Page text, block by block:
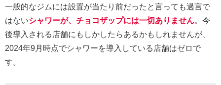
一般的なジムには設置が当たり前だったと言っても過言で
はないシャワーが、チョコザップには一切ありません。今
後導入される店舗にもしかしたらあるかもしれませんが、
2024年9月時点でシャワーを導入している店舗はゼロで
す。